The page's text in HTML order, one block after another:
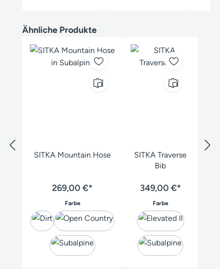
Produktgalerie überspringen
Ähnliche Produkte
SITKA Mountain Hose
269,00 €*
Farbeauswählen
SITKA Traverse
Bib
349,00 €*
Farbeauswählen